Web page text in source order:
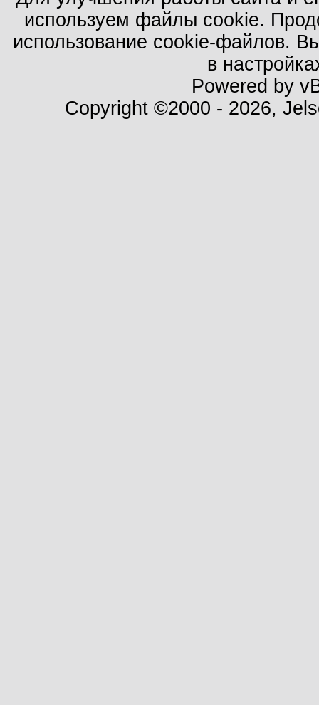
используем файлы cookie.
использование cookie-файлов.
в
Powered by
Copyright ©2000 - 2026,